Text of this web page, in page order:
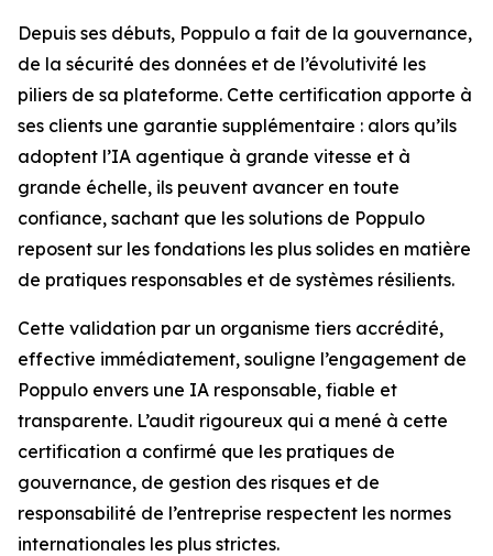
Depuis ses débuts, Poppulo a fait de la gouvernance,
de la sécurité des données et de l’évolutivité les
piliers de sa plateforme. Cette certification apporte à
ses clients une garantie supplémentaire : alors qu’ils
adoptent l’IA agentique à grande vitesse et à
grande échelle, ils peuvent avancer en toute
confiance, sachant que les solutions de Poppulo
reposent sur les fondations les plus solides en matière
de pratiques responsables et de systèmes résilients.
Cette validation par un organisme tiers accrédité,
effective immédiatement, souligne l’engagement de
Poppulo envers une IA responsable, fiable et
transparente. L’audit rigoureux qui a mené à cette
certification a confirmé que les pratiques de
gouvernance, de gestion des risques et de
responsabilité de l’entreprise respectent les normes
internationales les plus strictes.